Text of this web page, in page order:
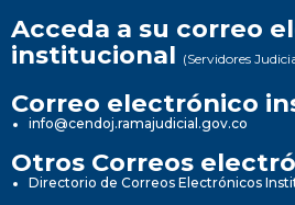
Acceda a su correo
institucional (Servidores
Correo electrónico
info@cendoj.ramajudicial.gov.co
Otros Correos
Directorio de Correos Electrónicos